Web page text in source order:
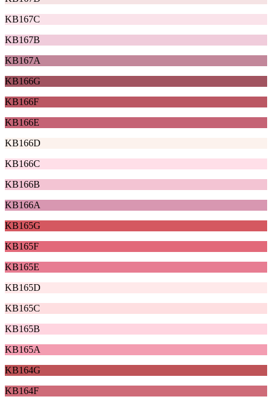
KB167C
KB167B
KB167A
KB166G
KB166F
KB166E
KB166D
KB166C
KB166B
KB166A
KB165G
KB165F
KB165E
KB165D
KB165C
KB165B
KB165A
KB164G
KB164F